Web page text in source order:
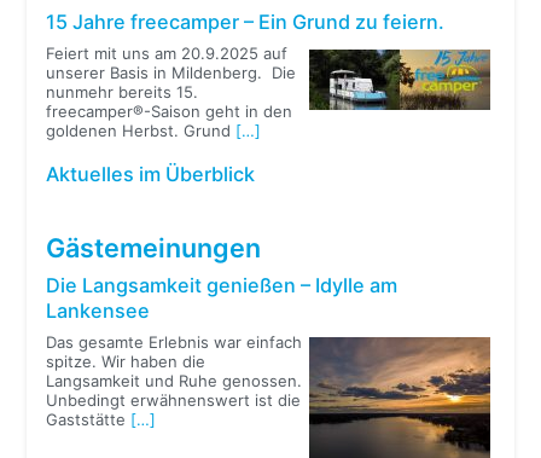
15 Jahre freecamper – Ein Grund zu feiern.
Feiert mit uns am 20.9.2025 auf
unserer Basis in Mildenberg. Die
nunmehr bereits 15.
freecamper®-Saison geht in den
goldenen Herbst. Grund […]
Aktuelles im Überblick
Gästemeinungen
Die Langsamkeit genießen – Idylle am
Lankensee
Das gesamte Erlebnis war einfach
spitze. Wir haben die
Langsamkeit und Ruhe genossen.
Unbedingt erwähnenswert ist die
Gaststätte […]